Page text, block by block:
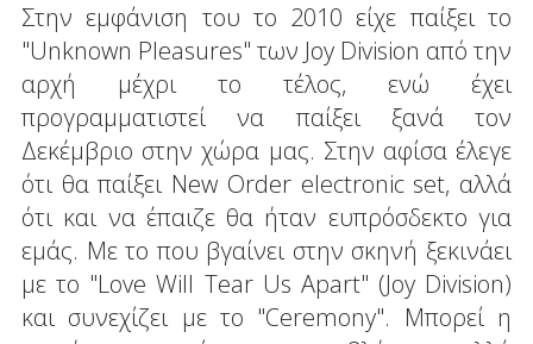
Στην εμφάνιση του το 2010 είχε παίξει το
"Unknown Pleasures" των Joy Division από την
αρχή μέχρι το τέλος, ενώ έχει
προγραμματιστεί να παίξει ξανά τον
Δεκέμβριο στην χώρα μας. Στην αφίσα έλεγε
ότι θα παίξει New Order electronic set, αλλά
ότι και να έπαιζε θα ήταν ευπρόσδεκτο για
εμάς. Με το που βγαίνει στην σκηνή ξεκινάει
με το "Love Will Tear Us Apart" (Joy Division)
και συνεχίζει με το "Ceremony". Μπορεί η